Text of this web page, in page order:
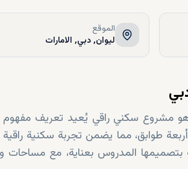
الموقع
لیوان, دبي, الامارات
طوابق، مما يضمن تجربة سكنية
المدروس بعناية، مع مساحات